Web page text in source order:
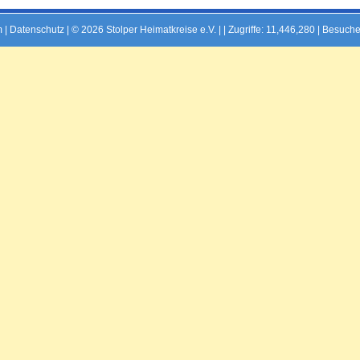
Datenschutz | © 2026 Stolper Heimatkreise e.V. | | Zugriffe: 11,446,280 |